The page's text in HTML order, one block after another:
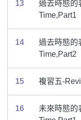
13
過去時態的
Time,Part1
14
過去時態的
Time,Part2
15 複習五-
16
未來時態的